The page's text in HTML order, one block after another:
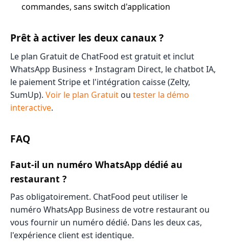
commandes, sans switch d'application
Prêt à activer les deux canaux ?
Le plan Gratuit de ChatFood est gratuit et inclut
WhatsApp Business + Instagram Direct, le chatbot IA,
le paiement Stripe et l'intégration caisse (Zelty,
SumUp). Voir le plan Gratuit ou tester la démo
interactive.
FAQ
Faut-il un numéro WhatsApp dédié au
restaurant ?
Pas obligatoirement. ChatFood peut utiliser le
numéro WhatsApp Business de votre restaurant ou
vous fournir un numéro dédié. Dans les deux cas,
l'expérience client est identique.